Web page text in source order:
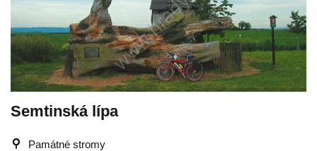
Semtinská lípa
Památné stromy